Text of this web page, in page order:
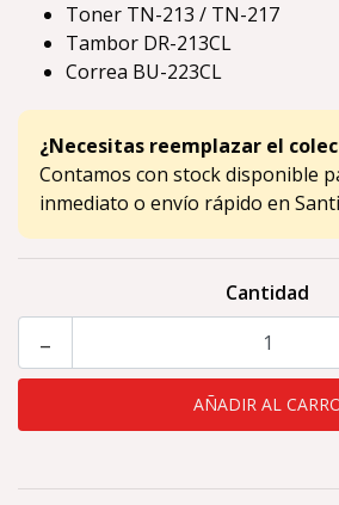
Toner TN-213 / TN-217
Tambor DR-213CL
Correa BU-223CL
¿Necesitas reemplazar el
Contamos con stock disponible
inmediato o envío rápido en
Cantidad
-